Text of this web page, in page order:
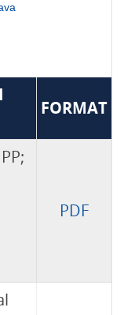
FORMAT
PDF